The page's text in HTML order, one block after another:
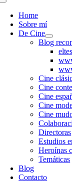
Toggle
NavigationHome
Sobre mí
De Cine
Blog
Cine
Cine
Cine
Cine
Cine
Directoras
Estudios
Heroínas
Temáticas
Blog
Contacto